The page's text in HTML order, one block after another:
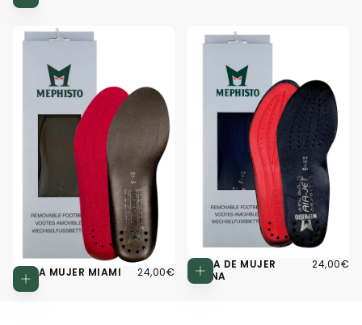
Elegir opciones
SUELA MUJER MIAMI 24,00€
PRECIO
24,00€ Elegir
SUELA DE MUJER
LATINA
24,00€
PRECIO
24,00€